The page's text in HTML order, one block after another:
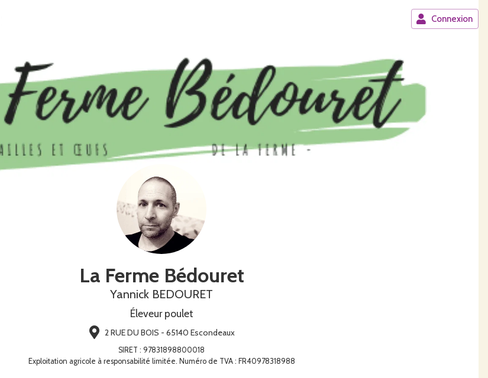
Connexion
La Ferme Bédouret
Yannick BEDOURET
Éleveur poulet
2 RUE DU BOIS - 65140 Escondeaux
SIRET : 97831898800018
Exploitation agricole à responsabilité limitée. Numéro de TVA : FR40978318988